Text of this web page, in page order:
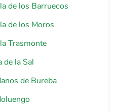
de los Barruecos
de los Moros
Trasmonte
de la Sal
de Bureba